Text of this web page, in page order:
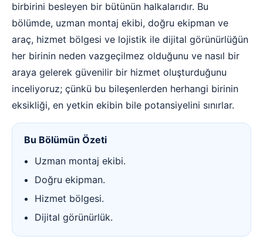
birbirini besleyen bir bütünün halkalarıdır. Bu
bölümde, uzman montaj ekibi, doğru ekipman ve
araç, hizmet bölgesi ve lojistik ile dijital görünürlüğün
her birinin neden vazgeçilmez olduğunu ve nasıl bir
araya gelerek güvenilir bir hizmet oluşturduğunu
inceliyoruz; çünkü bu bileşenlerden herhangi birinin
eksikliği, en yetkin ekibin bile potansiyelini sınırlar.
Bu Bölümün Özeti
Uzman montaj ekibi.
Doğru ekipman.
Hizmet bölgesi.
Dijital görünürlük.